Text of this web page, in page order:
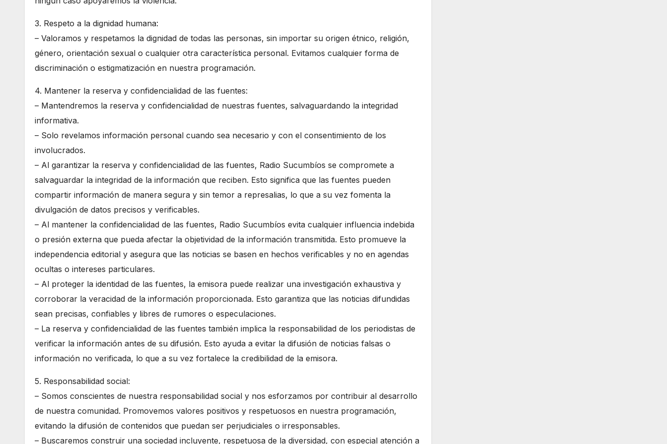
3. Respeto a la dignidad humana:
– Valoramos y respetamos la dignidad de todas las personas, sin importar su origen étnico, religión,
género, orientación sexual o cualquier otra característica personal. Evitamos cualquier forma de
discriminación o estigmatización en nuestra programación.
4. Mantener la reserva y confidencialidad de las fuentes:
– Mantendremos la reserva y confidencialidad de nuestras fuentes, salvaguardando la integridad
informativa.
– Solo revelamos información personal cuando sea necesario y con el consentimiento de los
involucrados.
– Al garantizar la reserva y confidencialidad de las fuentes, Radio Sucumbíos se compromete a
salvaguardar la integridad de la información que reciben. Esto significa que las fuentes pueden
compartir información de manera segura y sin temor a represalias, lo que a su vez fomenta la
divulgación de datos precisos y verificables.
– Al mantener la confidencialidad de las fuentes, Radio Sucumbíos evita cualquier influencia indebida
o presión externa que pueda afectar la objetividad de la información transmitida. Esto promueve la
independencia editorial y asegura que las noticias se basen en hechos verificables y no en agendas
ocultas o intereses particulares.
– Al proteger la identidad de las fuentes, la emisora puede realizar una investigación exhaustiva y
corroborar la veracidad de la información proporcionada. Esto garantiza que las noticias difundidas
sean precisas, confiables y libres de rumores o especulaciones.
– La reserva y confidencialidad de las fuentes también implica la responsabilidad de los periodistas de
verificar la información antes de su difusión. Esto ayuda a evitar la difusión de noticias falsas o
información no verificada, lo que a su vez fortalece la credibilidad de la emisora.
5. Responsabilidad social:
– Somos conscientes de nuestra responsabilidad social y nos esforzamos por contribuir al desarrollo
de nuestra comunidad. Promovemos valores positivos y respetuosos en nuestra programación,
evitando la difusión de contenidos que puedan ser perjudiciales o irresponsables.
– Buscaremos construir una sociedad incluyente, respetuosa de la diversidad, con especial atención a